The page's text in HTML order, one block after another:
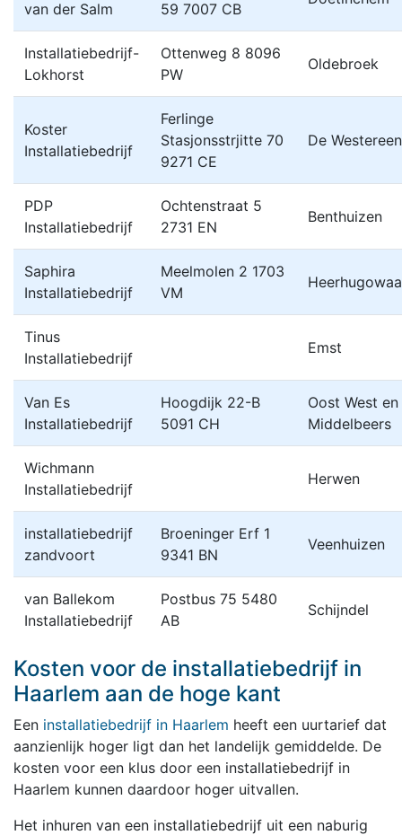
van der Salm 59 7007 CB
Installatiebedrijf-
Lokhorst
Ottenweg 8 8096
PW
Oldebroek
Koster
Installatiebedrijf
Ferlinge
Stasjonsstrjitte 70
9271 CE
De Westereen
PDP
Installatiebedrijf
Ochtenstraat 5
2731 EN
Benthuizen
Saphira
Installatiebedrijf
Meelmolen 2 1703
VM
Tinus
Installatiebedrijf
Emst
Van Es
Installatiebedrijf
Hoogdijk 22-B
5091 CH
Oost West en
Middelbeers
Wichmann
Installatiebedrijf
Herwen
installatiebedrijf
zandvoort
Broeninger Erf 1
9341 BN
Veenhuizen
van Ballekom
Installatiebedrijf
Postbus 75 5480
AB
Schijndel
Kosten voor de installatiebedrijf in
Haarlem aan de hoge kant
Een installatiebedrijf in Haarlem heeft een uurtarief dat
aanzienlijk hoger ligt dan het landelijk gemiddelde. De
kosten voor een klus door een installatiebedrijf in
Haarlem kunnen daardoor hoger uitvallen.
Het inhuren van een installatiebedrijf uit een naburig